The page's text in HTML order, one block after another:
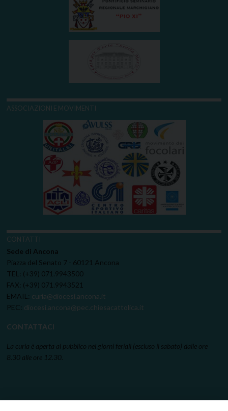
ASSOCIAZIONI E MOVIMENTI
CONTATTI
Sede di Ancona
Piazza del Senato 7 - 60121 Ancona
TEL: (+39) 071.9943500
FAX: (+39) 071.9943521
EMAIL: curia@diocesi.ancona.it
PEC: diocesi.ancona@pec.chiesacattolica.it
CONTATTACI
La curia è aperta al pubblico nei giorni feriali (escluso il sabato) dalle ore
8.30 alle ore 12.30.